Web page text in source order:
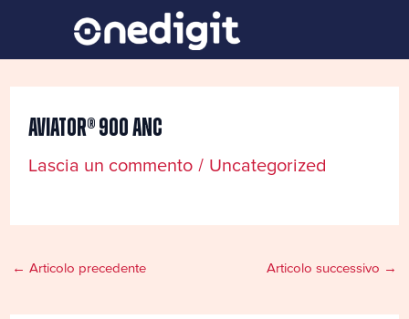
contenuto
Aviator® 900 Anc
Lascia un commento / Uncategorized
← Articolo precedente Articolo successivo →